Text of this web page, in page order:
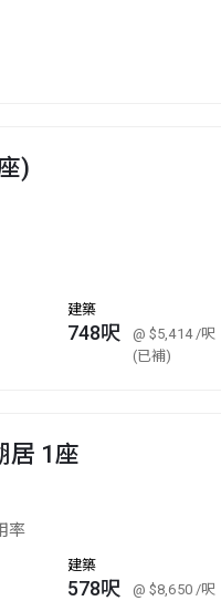
)
建築
748呎 @ $5,414 /呎
(已補)
居 1座
率
建築
578呎 @ $8,650 /呎